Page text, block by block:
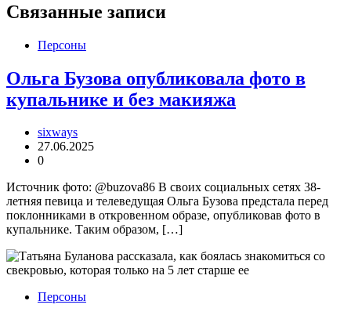
Связанные записи
Персоны
Ольга Бузова опубликовала фото в
купальнике и без макияжа
sixways
27.06.2025
0
Источник фото: @buzova86 В своих социальных сетях 38-
летняя певица и телеведущая Ольга Бузова предстала перед
поклонниками в откровенном образе, опубликовав фото в
купальнике. Таким образом, […]
Персоны